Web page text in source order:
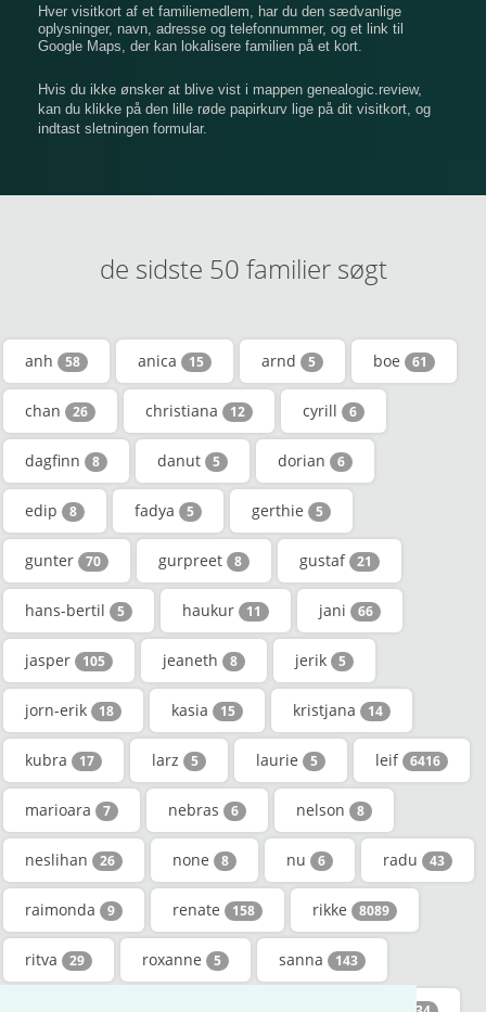
Hver visitkort af et familiemedlem, har du den sædvanlige
oplysninger, navn, adresse og telefonnummer, og et link til
Google Maps, der kan lokalisere familien på et kort.
Hvis du ikke ønsker at blive vist i mappen genealogic.review,
kan du klikke på den lille røde papirkurv lige på dit visitkort, og
indtast sletningen formular.
de sidste 50 familier søgt
anh 58 anica 15 arnd 5 boe 61
chan 26 christiana 12 cyrill 6
dagfinn 8 danut 5 dorian 6
edip 8 fadya 5 gerthie 5
gunter 70 gurpreet 8 gustaf 21
hans-bertil 5 haukur 11 jani 66
jasper 105 jeaneth 8 jerik 5
jorn-erik 18 kasia 15 kristjana 14
kubra 17 larz 5 laurie 5 leif 6416
marioara 7 nebras 6 nelson 8
neslihan 26 none 8 nu 6 radu 43
raimonda 9 renate 158 rikke 8089
ritva 29 roxanne 5 sanna 143